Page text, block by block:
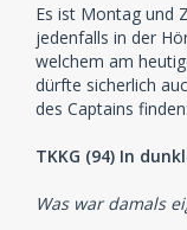
Es ist Montag und
jedenfalls in der
welchem am
dürfte sicherlich
des Captains finden:
TKKG (94) In
Was war damals